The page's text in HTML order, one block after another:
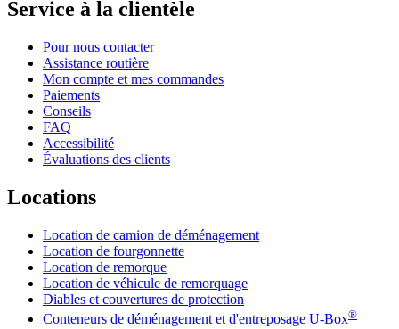
Service à la clientèle
Pour nous contacter
Assistance routière
Mon compte et mes commandes
Paiements
Conseils
FAQ
Accessibilité
Évaluations des clients
Locations
Location de camion de déménagement
Location de fourgonnette
Location de remorque
Location de véhicule de remorquage
Diables et couvertures de protection
Conteneurs de déménagement et d'entreposage U-Box®